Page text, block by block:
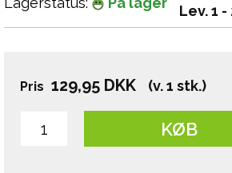
Lev. 1
Pris 129,95 DKK (v. 1 stk.)
KØB